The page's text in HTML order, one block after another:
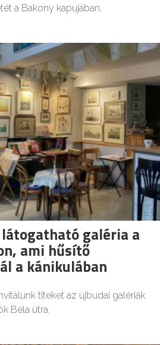
a Bakony kapujában.
galéria a
ami hűsítő
a kánikulában
titeket az újbudai galériák
Béla útra.